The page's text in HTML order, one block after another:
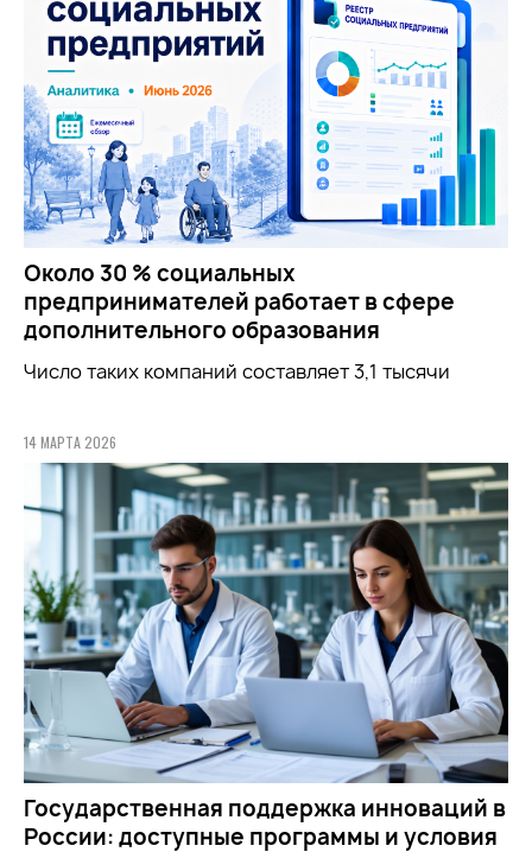
Около 30 % социальных
предпринимателей работает в сфере
дополнительного образования
Число таких компаний составляет 3,1 тысячи
14 МАРТА 2026
Государственная поддержка инноваций в
России: доступные программы и условия